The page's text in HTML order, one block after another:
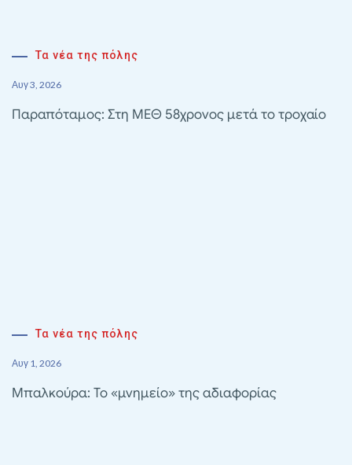
Τα νέα της πόλης
Αυγ 3, 2026
Παραπόταμος: Στη ΜΕΘ 58χρονος μετά το τροχαίο
Τα νέα της πόλης
Αυγ 1, 2026
Μπαλκούρα: Το «μνημείο» της αδιαφορίας